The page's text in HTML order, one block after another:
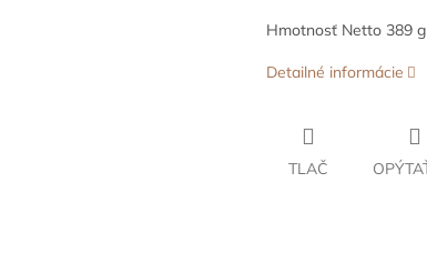
Hmotnosť Netto 389 g
Detailné informácie
TLAČ